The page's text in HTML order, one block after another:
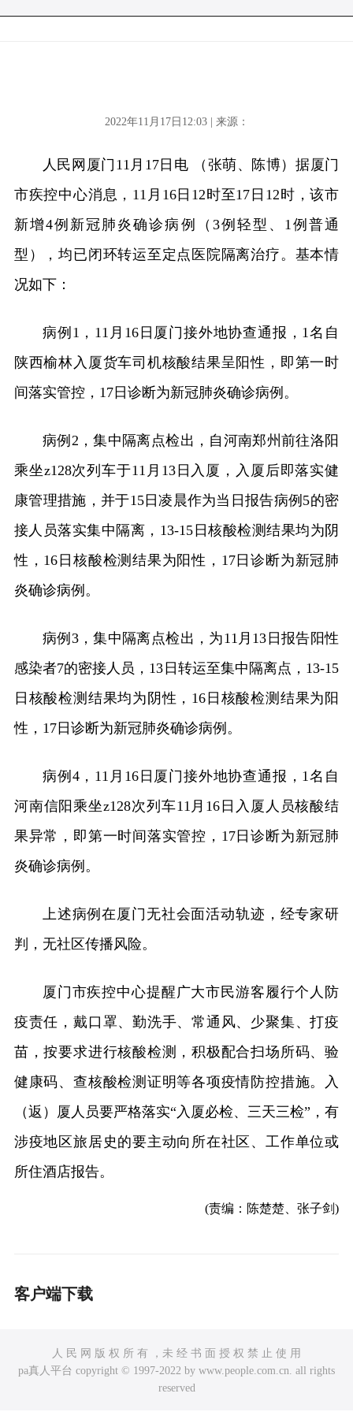
2022年11月17日12:03 | 来源：
人民网厦门11月17日电 （张萌、陈博）据厦门
市疾控中心消息，11月16日12时至17日12时，该市
新增4例新冠肺炎确诊病例（3例轻型、1例普通
型），均已闭环转运至定点医院隔离治疗。基本情
况如下：
病例1，11月16日厦门接外地协查通报，1名自
陕西榆林入厦货车司机核酸结果呈阳性，即第一时
间落实管控，17日诊断为新冠肺炎确诊病例。
病例2，集中隔离点检出，自河南郑州前往洛阳
乘坐z128次列车于11月13日入厦，入厦后即落实健
康管理措施，并于15日凌晨作为当日报告病例5的密
接人员落实集中隔离，13-15日核酸检测结果均为阴
性，16日核酸检测结果为阳性，17日诊断为新冠肺
炎确诊病例。
病例3，集中隔离点检出，为11月13日报告阳性
感染者7的密接人员，13日转运至集中隔离点，13-15
日核酸检测结果均为阴性，16日核酸检测结果为阳
性，17日诊断为新冠肺炎确诊病例。
病例4，11月16日厦门接外地协查通报，1名自
河南信阳乘坐z128次列车11月16日入厦人员核酸结
果异常，即第一时间落实管控，17日诊断为新冠肺
炎确诊病例。
上述病例在厦门无社会面活动轨迹，经专家研
判，无社区传播风险。
厦门市疾控中心提醒广大市民游客履行个人防
疫责任，戴口罩、勤洗手、常通风、少聚集、打疫
苗，按要求进行核酸检测，积极配合扫场所码、验
健康码、查核酸检测证明等各项疫情防控措施。入
（返）厦人员要严格落实“入厦必检、三天三检”，有
涉疫地区旅居史的要主动向所在社区、工作单位或
所住酒店报告。
(责编：陈楚楚、张子剑)
客户端下载
人 民 网 版 权 所 有 ，未 经 书 面 授 权 禁 止 使 用
pa真人平台 copyright © 1997-2022 by www.people.com.cn. all rights
reserved